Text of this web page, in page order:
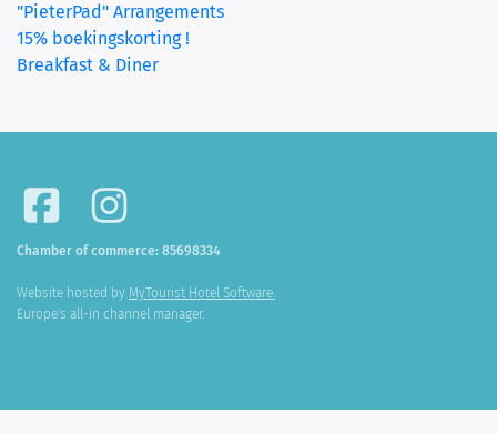
"PieterPad" Arrangements
15% boekingskorting !
Breakfast & Diner
Chamber of commerce: 85698334
Website hosted by MyTourist Hotel Software.
Europe's all-in channel manager.